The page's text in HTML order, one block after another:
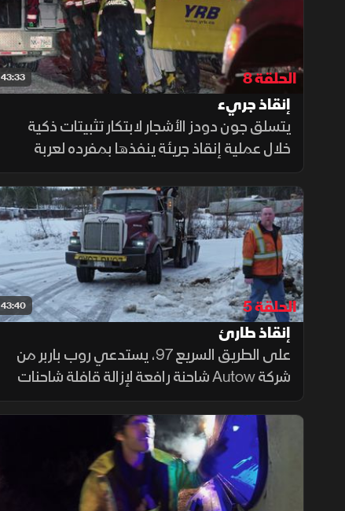
43:33
الحلقة 8
إنقاذ جريء
يتسلق جون دودز الأشجار لابتكار تثبيتات ذكية
خلال عملية إنقاذ جريئة ينفذها بمفرده لعربة
تخييم على حافة نهر قرب كيلونا. ويظهر جيمي
ديفيس في فعالية "Tow Truck Toy Run"
بمشاركة آلـ"سانتا كوايرينغ"
43:40
الحلقة 5
إنقاذ طارئ
على الطريق السريع 97، يستدعي روب باربر من
شركة Autow شاحنة رافعة لإزالة قافلة شاحنات
B-train متأرجحة على خزانات الوقود. وفي
مهمة أخرى، يستدعى آل كويرينغ وأبناؤه من
قبل وجه مألوف لإنقاذ حفّارة عالقة